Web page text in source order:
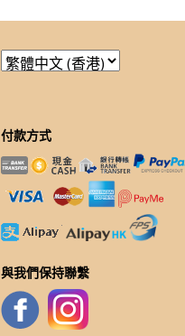
付款方式
與我們保持聯繫